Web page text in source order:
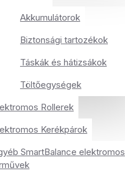
Akkumulátorok
Biztonsági tartozékok
Táskák és hátizsákok
Töltőegységek
Rollerek
Kerékpárok
SmartBalance elektromos